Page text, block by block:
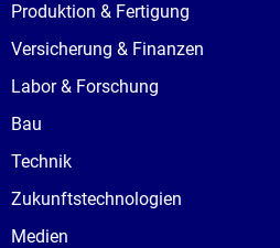
Produktion & Fertigung
Versicherung & Finanzen
Labor & Forschung
Bau
Technik
Zukunftstechnologien
Medien